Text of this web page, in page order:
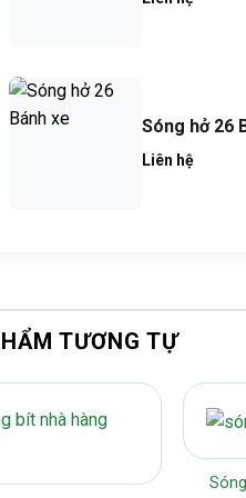
Sóng hở 26
Liên hệ
TƯƠNG TỰ